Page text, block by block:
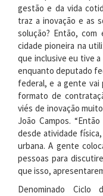
gestão e da vida
traz a inovação e as
solução? Então,
cidade pioneira na
que inclusive eu tive
enquanto deputado
federal, e a gente vai
formato de
viés de inovação
João Campos.
desde atividade
urbana. A gente
pessoas para
que isso,
Denominado Ciclo